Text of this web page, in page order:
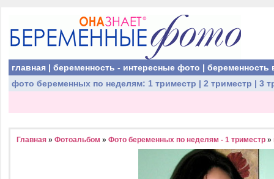
главная | беременность - интересные фото | беременность
фото беременных по неделям: 1 триместр | 2 триместр | 3
Главная » Фотоальбом » Фото беременных по неделям - 1 триместр »